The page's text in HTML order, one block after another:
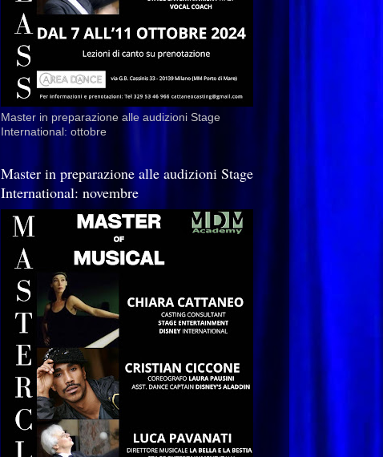
Master in preparazione alle audizioni Stage
International: ottobre
Master in preparazione alle audizioni Stage
International: novembre